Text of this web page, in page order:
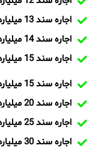
اجاره سند 13 میلیاردی در کشاورز
اجاره سند 14 میلیاردی در کشاورز
اجاره سند 15 میلیاردی در کشاورز
اجاره سند 15 میلیاردی در کشاورز
اجاره سند 20 میلیاردی در کشاورز
اجاره سند 25 میلیاردی در کشاورز
اجاره سند 30 میلیاردی در کشاورز